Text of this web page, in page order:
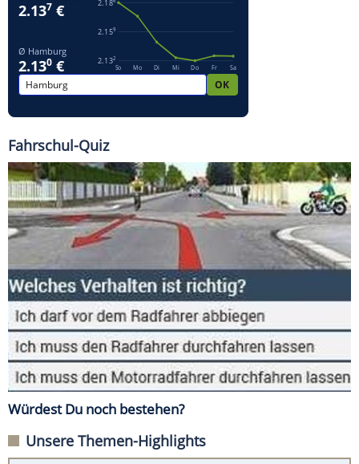
Fahrschul-Quiz
Würdest Du noch bestehen?
Unsere Themen-Highlights